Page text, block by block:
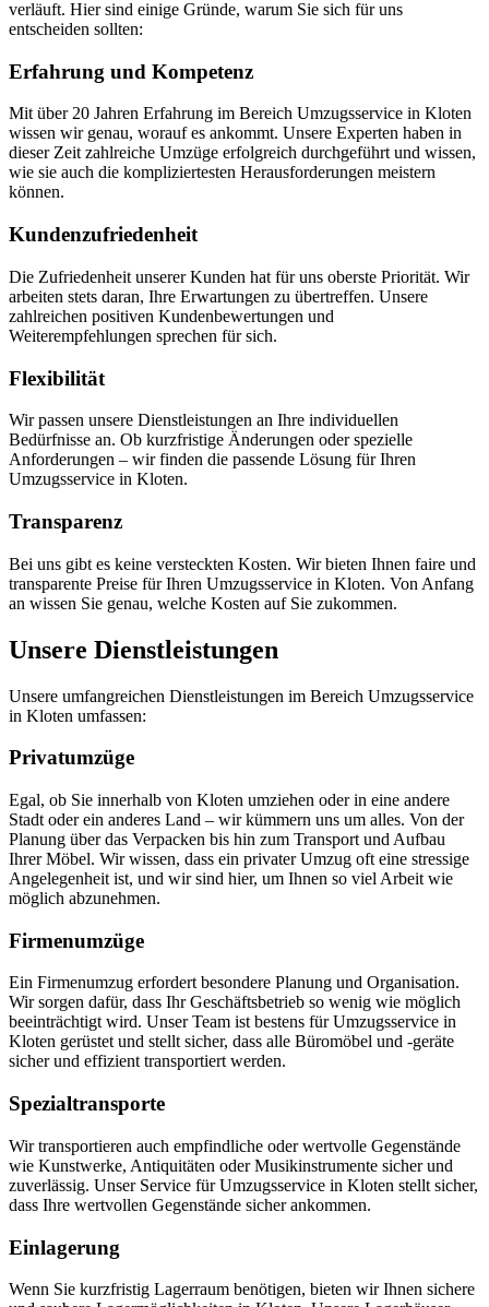
verläuft. Hier sind einige Gründe, warum Sie sich für uns
entscheiden sollten:
Erfahrung und Kompetenz
Mit über 20 Jahren Erfahrung im Bereich Umzugsservice in Kloten
wissen wir genau, worauf es ankommt. Unsere Experten haben in
dieser Zeit zahlreiche Umzüge erfolgreich durchgeführt und wissen,
wie sie auch die kompliziertesten Herausforderungen meistern
können.
Kundenzufriedenheit
Die Zufriedenheit unserer Kunden hat für uns oberste Priorität. Wir
arbeiten stets daran, Ihre Erwartungen zu übertreffen. Unsere
zahlreichen positiven Kundenbewertungen und
Weiterempfehlungen sprechen für sich.
Flexibilität
Wir passen unsere Dienstleistungen an Ihre individuellen
Bedürfnisse an. Ob kurzfristige Änderungen oder spezielle
Anforderungen – wir finden die passende Lösung für Ihren
Umzugsservice in Kloten.
Transparenz
Bei uns gibt es keine versteckten Kosten. Wir bieten Ihnen faire und
transparente Preise für Ihren Umzugsservice in Kloten. Von Anfang
an wissen Sie genau, welche Kosten auf Sie zukommen.
Unsere Dienstleistungen
Unsere umfangreichen Dienstleistungen im Bereich Umzugsservice
in Kloten umfassen:
Privatumzüge
Egal, ob Sie innerhalb von Kloten umziehen oder in eine andere
Stadt oder ein anderes Land – wir kümmern uns um alles. Von der
Planung über das Verpacken bis hin zum Transport und Aufbau
Ihrer Möbel. Wir wissen, dass ein privater Umzug oft eine stressige
Angelegenheit ist, und wir sind hier, um Ihnen so viel Arbeit wie
möglich abzunehmen.
Firmenumzüge
Ein Firmenumzug erfordert besondere Planung und Organisation.
Wir sorgen dafür, dass Ihr Geschäftsbetrieb so wenig wie möglich
beeinträchtigt wird. Unser Team ist bestens für Umzugsservice in
Kloten gerüstet und stellt sicher, dass alle Büromöbel und -geräte
sicher und effizient transportiert werden.
Spezialtransporte
Wir transportieren auch empfindliche oder wertvolle Gegenstände
wie Kunstwerke, Antiquitäten oder Musikinstrumente sicher und
zuverlässig. Unser Service für Umzugsservice in Kloten stellt sicher,
dass Ihre wertvollen Gegenstände sicher ankommen.
Einlagerung
Wenn Sie kurzfristig Lagerraum benötigen, bieten wir Ihnen sichere